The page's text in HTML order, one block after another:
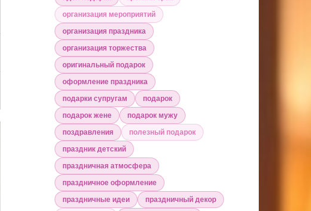
организация мероприятий
организация праздника
организация торжества
оригинальный подарок
оформление праздника
подарки супругам
подарок
подарок жене
подарок мужу
поздравления
полезный подарок
праздник детский
праздничная атмосфера
праздничное оформление
праздничные идеи
праздничный декор